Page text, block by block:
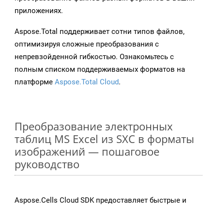
приложениях.
Aspose.Total поддерживает сотни типов файлов,
оптимизируя сложные преобразования с
непревзойденной гибкостью. Ознакомьтесь с
полным списком поддерживаемых форматов на
платформе Aspose.Total Cloud.
Преобразование электронных
таблиц MS Excel из SXC в форматы
изображений — пошаговое
руководство
Aspose.Cells Cloud SDK предоставляет быстрые и